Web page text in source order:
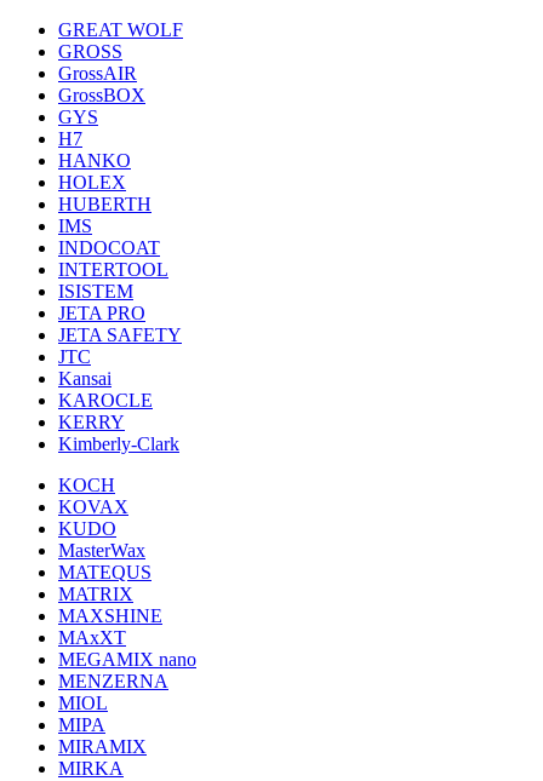
GREAT WOLF
GROSS
GrossAIR
GrossBOX
GYS
H7
HANKO
HOLEX
HUBERTH
IMS
INDOCOAT
INTERTOOL
ISISTEM
JETA PRO
JETA SAFETY
JTC
Kansai
KAROCLE
KERRY
Kimberly-Clark
KOCH
KOVAX
KUDO
MasterWax
MATEQUS
MATRIX
MAXSHINE
MAxXT
MEGAMIX nano
MENZERNA
MIOL
MIPA
MIRAMIX
MIRKA